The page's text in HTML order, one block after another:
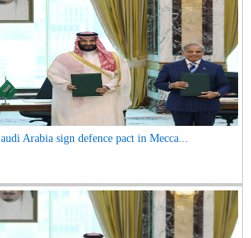
Arabia sign defence pact in Mecca...